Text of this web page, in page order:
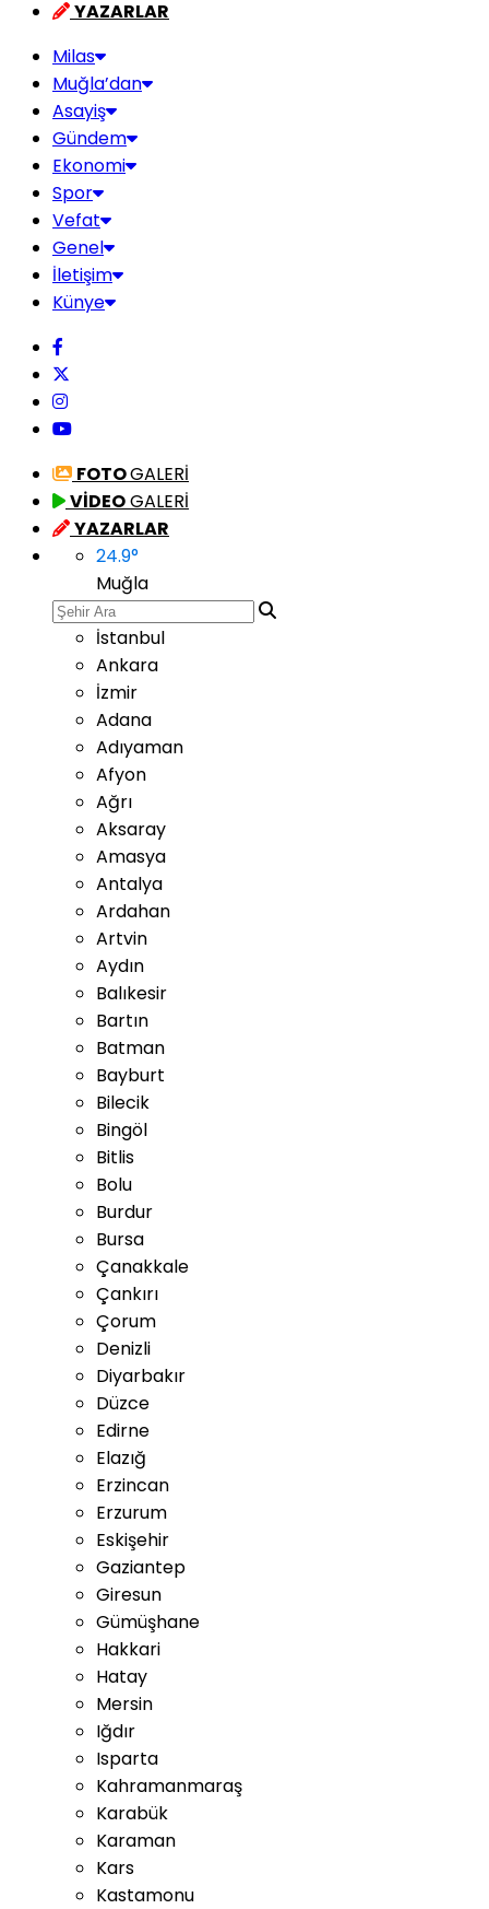
YAZARLAR
Milas
Muğla’dan
Asayiş
Gündem
Ekonomi
Spor
Vefat
Genel
İletişim
Künye
FOTOGALERİ
VİDEOGALERİ
YAZARLAR
24.9°
Muğla
İstanbul
Ankara
İzmir
Adana
Adıyaman
Afyon
Ağrı
Aksaray
Amasya
Antalya
Ardahan
Artvin
Aydın
Balıkesir
Bartın
Batman
Bayburt
Bilecik
Bingöl
Bitlis
Bolu
Burdur
Bursa
Çanakkale
Çankırı
Çorum
Denizli
Diyarbakır
Düzce
Edirne
Elazığ
Erzincan
Erzurum
Eskişehir
Gaziantep
Giresun
Gümüşhane
Hakkari
Hatay
Mersin
Iğdır
Isparta
Kahramanmaraş
Karabük
Karaman
Kars
Kastamonu